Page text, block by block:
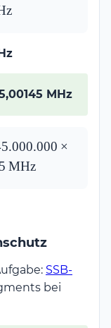
MHz
×
MHz
SSB-
bei